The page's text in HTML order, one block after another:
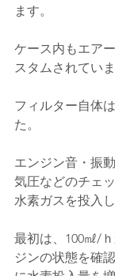
ます。
ケース内もエア
スタムされていま
フィルター自体
た。
エンジン音・振
気圧などのチェ
水素ガスを投入
最初は、100㎖/
ジンの状態を確